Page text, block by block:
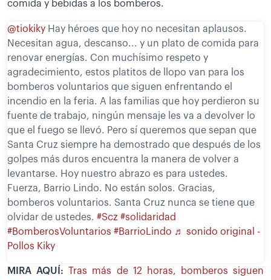
comida y bebidas a los bomberos.
@tiokiky Hay héroes que hoy no necesitan aplausos.
Necesitan agua, descanso... y un plato de comida para
renovar energías. Con muchísimo respeto y
agradecimiento, estos platitos de llopo van para los
bomberos voluntarios que siguen enfrentando el
incendio en la feria. A las familias que hoy perdieron su
fuente de trabajo, ningún mensaje les va a devolver lo
que el fuego se llevó. Pero sí queremos que sepan que
Santa Cruz siempre ha demostrado que después de los
golpes más duros encuentra la manera de volver a
levantarse. Hoy nuestro abrazo es para ustedes.
Fuerza, Barrio Lindo. No están solos. Gracias,
bomberos voluntarios. Santa Cruz nunca se tiene que
olvidar de ustedes. #Scz #solidaridad
#BomberosVoluntarios #BarrioLindo ♬ sonido original -
Pollos Kiky
MIRA AQUÍ: Tras más de 12 horas, bomberos siguen